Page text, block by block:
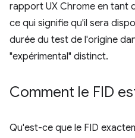
rapport UX Chrome en tant
ce qui signifie qu'il sera
durée du test de l'origine
"expérimental" distinct.
Comment le FID
Qu'est-ce que le FID